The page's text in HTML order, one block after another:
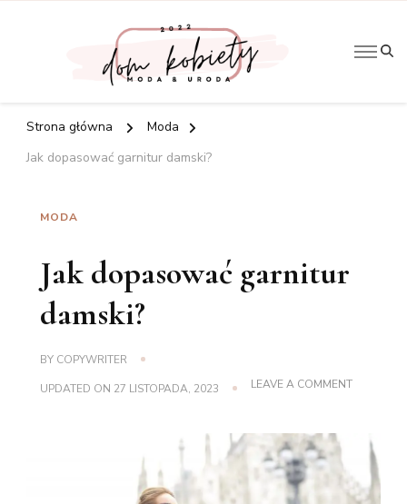
Artykuły
Strona główna
Moda
Jak dopasować garnitur damski?
MODA
Jak dopasować garnitur
damski?
BY COPYWRITER
UPDATED ON 27 LISTOPADA, 2023 LEAVE A COMMENTON
DAMSKI?